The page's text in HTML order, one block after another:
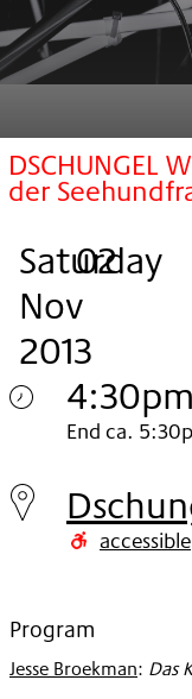
DSCHUNGEL
der
Saturday
, 02
.
Nov
2013
.
4:30pm
Saturday
02.
Nov
End ca.
accessible
Program
Jesse Broekman: Das